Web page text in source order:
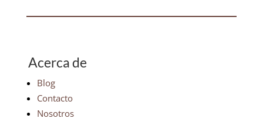
Acerca de
Blog
Contacto
Nosotros